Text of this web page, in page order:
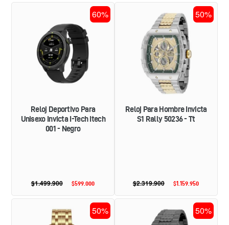
oferta
oferta
DEPORTIVO
PARA
UNISEXO
INVICTA
I-
TECH
ITECH
001
60%
Reloj Deportivo Para
Unisexo Invicta I-Tech Itech
001 - Negro
Precio
$599.000
Precio
$1.499.900
PARA
HOMBRE
INVICTA
S1
RALLY
50236
-
TT
50%
Reloj Para Hombre Invicta
S1 Rally 50236 - Tt
Precio
$1.159.950
Precio
$2.319.900
PARA
HOMBRE
50%
PARA
HOMBRE
50%